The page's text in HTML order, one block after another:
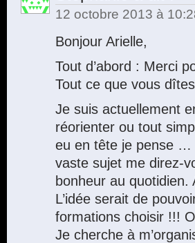
12 octobre 2013 à
Bonjour Arielle,
Tout d’abord : Merci
Tout ce que vous
Je suis actuellement
réorienter ou tout
eu en tête je pense …
vaste sujet me direz-
bonheur au
L’idée serait de
formations choisir !!!
Je cherche à